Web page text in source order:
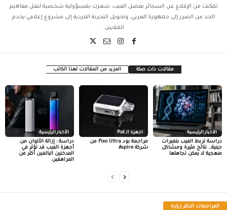
تمكنت من الإقلاع عن السجائر بفضل الفيب، شعرت بمسؤولية شخصية لنقل مفاهيم
الحد من الضرر إلى جمهورنا العربي، وتحويل التجربة الفردية إلى مشروع إعلامي يخدم
الملايين.
مقالات ذات صلة المزيد من المقالات لهذا الكاتب
الأخبار الرئيسية
دراسة : إزالة الألوان من
أجهزة الفيب قد تؤثر في
المدخنين البالغين أكثر من
المراهقين
اجهزة الـ Pod
مراجعة بود Pixo Ultra من
شركة Aspire
الأخبار الرئيسية
دراسة تربط الفيب بتغيرات
جينية… نتائج مثيرة ومشاكل
منهجية لا يمكن تجاهلها
المراجعات الاكثر زيارة